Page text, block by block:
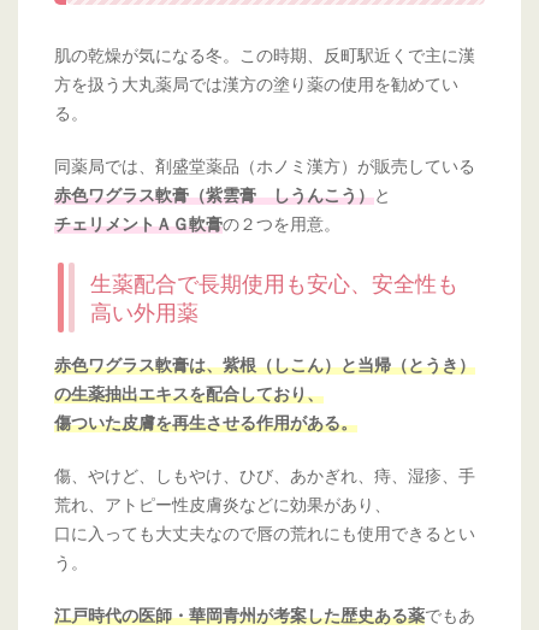
肌の乾燥が気になる冬。この時期、反町駅近くで主に漢
方を扱う大丸薬局では漢方の塗り薬の使用を勧めてい
る。
同薬局では、剤盛堂薬品（ホノミ漢方）が販売している
赤色ワグラス軟膏（紫雲膏 しうんこう）と
チェリメントＡＧ軟膏の２つを用意。
生薬配合で長期使用も安心、安全性も
高い外用薬
赤色ワグラス軟膏は、紫根（しこん）と当帰（とうき）
の生薬抽出エキスを配合しており、
傷ついた皮膚を再生させる作用がある。
傷、やけど、しもやけ、ひび、あかぎれ、痔、湿疹、手
荒れ、アトピー性皮膚炎などに効果があり、
口に入っても大丈夫なので唇の荒れにも使用できるとい
う。
江戸時代の医師・華岡青州が考案した歴史ある薬でもあ